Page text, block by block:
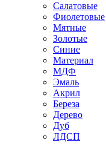
Салатовые
Фиолетовые
Мятные
Золотые
Синие
Материал
МДФ
Эмаль
Акрил
Береза
Дерево
Дуб
ЛДСП